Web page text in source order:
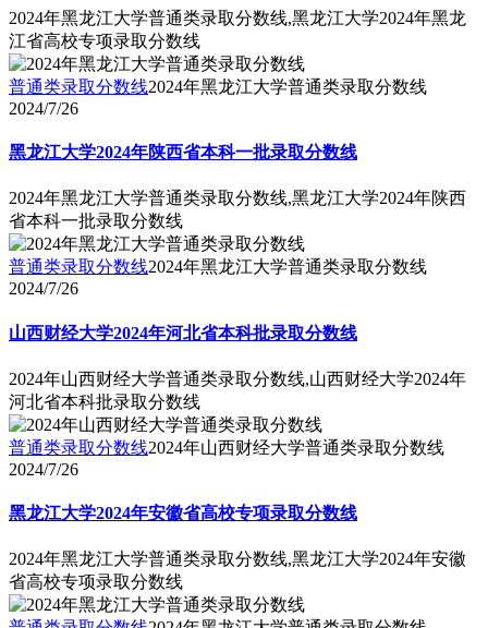
2024年黑龙江大学普通类录取分数线,黑龙江大学2024年黑龙
江省高校专项录取分数线
普通类录取分数线2024年黑龙江大学普通类录取分数线
2024/7/26
黑龙江大学2024年陕西省本科一批录取分数线
2024年黑龙江大学普通类录取分数线,黑龙江大学2024年陕西
省本科一批录取分数线
普通类录取分数线2024年黑龙江大学普通类录取分数线
2024/7/26
山西财经大学2024年河北省本科批录取分数线
2024年山西财经大学普通类录取分数线,山西财经大学2024年
河北省本科批录取分数线
普通类录取分数线2024年山西财经大学普通类录取分数线
2024/7/26
黑龙江大学2024年安徽省高校专项录取分数线
2024年黑龙江大学普通类录取分数线,黑龙江大学2024年安徽
省高校专项录取分数线